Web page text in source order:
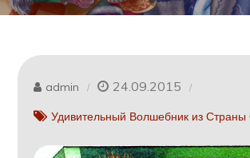
admin 24.09.2015
Удивительный Волшебник из Страны